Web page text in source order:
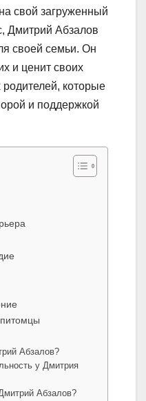
свой загруженный
Дмитрий Абзалов
своей семьи. Он
и ценит своих
которые
и поддержкой
Абзалов?
у Дмитрия
Абзалов?